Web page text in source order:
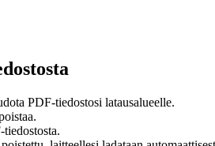
PDF-tiedostosi latausalueelle.